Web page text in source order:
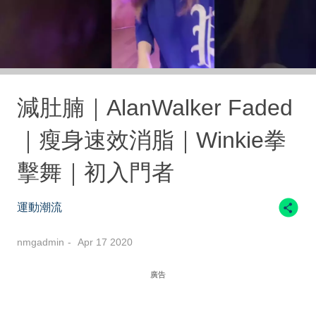
減肚腩｜AlanWalker Faded
｜瘦身速效消脂｜Winkie拳
擊舞｜初入門者
運動潮流
nmgadmin Apr 17 2020
廣告